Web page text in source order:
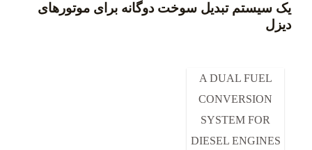
یک سیستم تبدیل سوخت دوگانه برای موتورهای
دیزل
A DUAL FUEL
CONVERSION
SYSTEM FOR
DIESEL ENGINES